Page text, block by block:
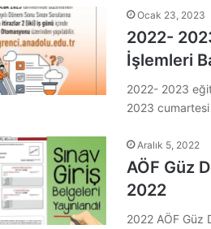
Ocak 23, 2023
2022-
İşlemleri
2022- 2023
2023
Aralık 5, 2022
AÖF Güz
2022
2022 AÖF Güz